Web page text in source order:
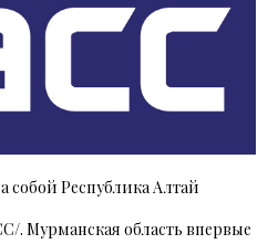
собой Республика Алтай
. Мурманская область впервые